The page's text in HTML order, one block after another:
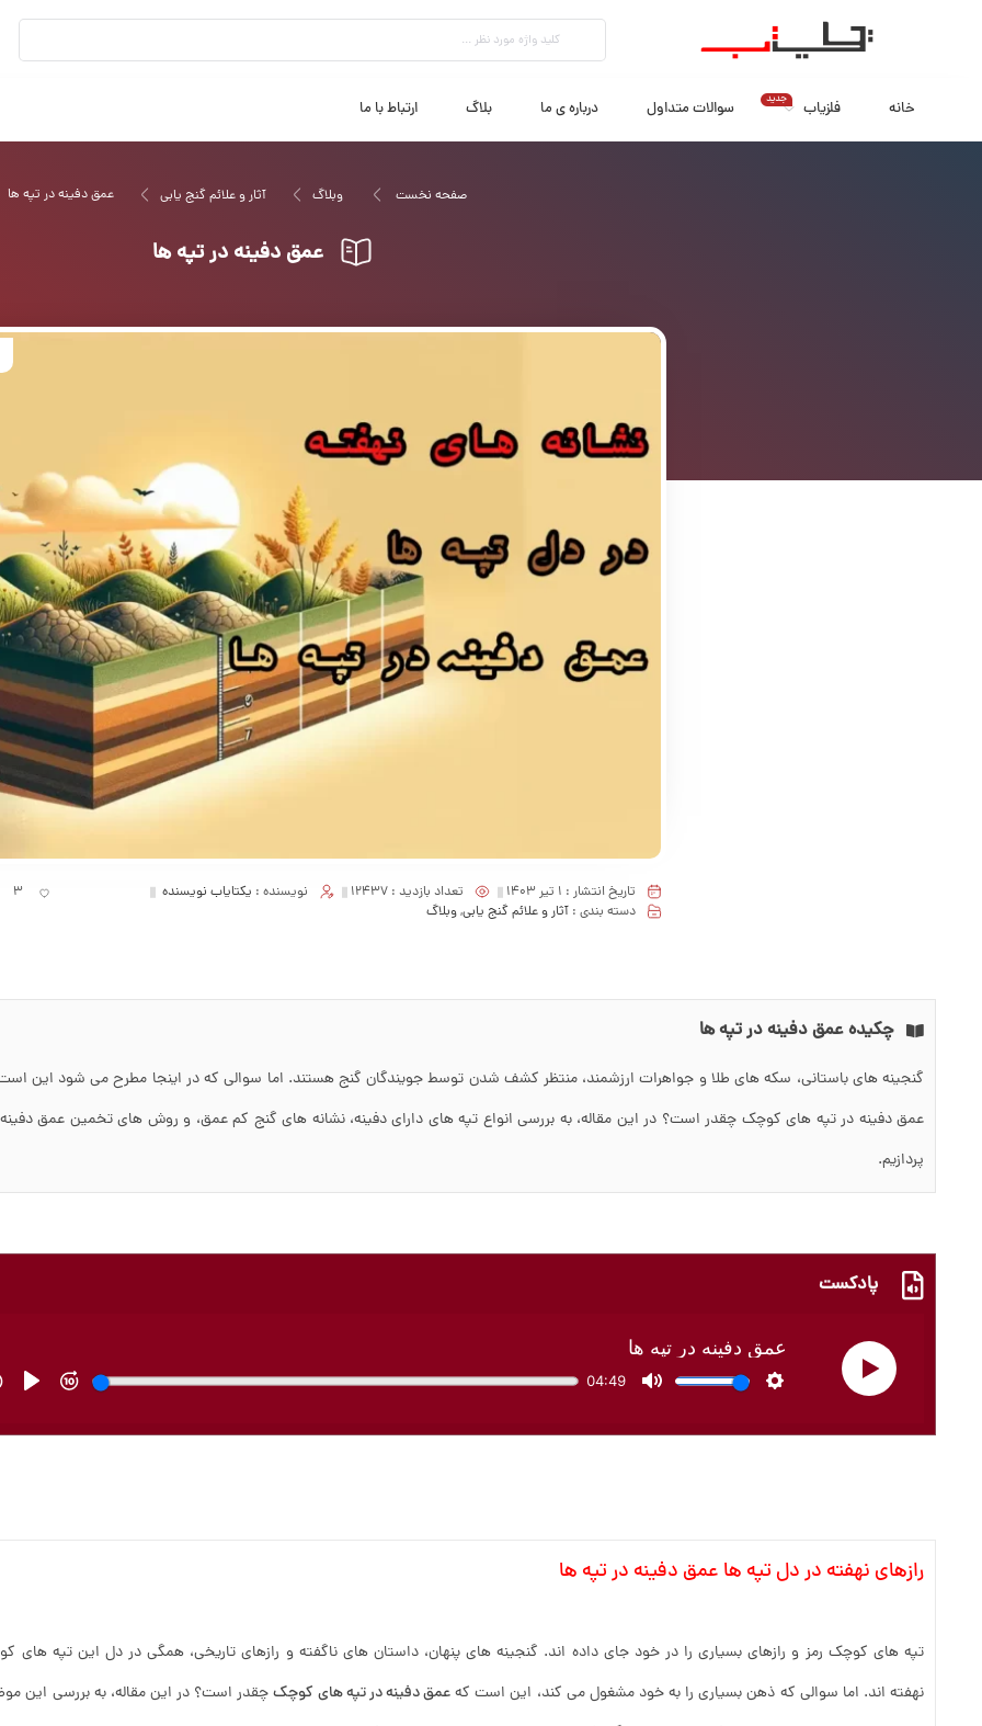
خانه فلزیاب جدید سوالات متداول درباره ی ما بلاگ ارتباط با ما
صفحه نخست وبلاگ آثار و علائم گنج یابی عمق دفینه در تپه ها
عمق دفینه در تپه ها
تاریخ انتشار : 1 تیر 1403 تعداد بازدید : 12437 نویسنده : یکتایاب نویسنده
دسته بندی : آثار و علائم گنج یابی,وبلاگ
3
چکیده عمق دفینه در تپه ها
گنجینه های باستانی، سکه های طلا و جواهرات ارزشمند، منتظر کشف شدن توسط جویندگان گنج هستند. اما سوالی که در اینجا مطرح می شود این
عمق دفینه در تپه های کوچک چقدر است؟ در این مقاله، به بررسی انواع تپه های دارای دفینه، نشانه های گنج کم عمق، و روش های تخمین عمق
پردازیم.
پادکست
رازهای نهفته در دل تپه ها عمق دفینه در تپه ها
تپه های کوچک رمز و رازهای بسیاری را در خود جای داده اند. گنجینه های پنهان، داستان های ناگفته و رازهای تاریخی، همگی در دل این تپه های
نهفته اند. اما سوالی که ذهن بسیاری را به خود مشغول می کند، این است کهعمق دفینه در تپه های کوچکچقدر است؟ در این مقاله، به بررسی این